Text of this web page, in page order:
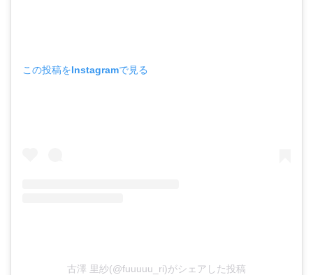
この投稿をInstagramで見る
古澤 里紗(@fuuuuu_ri)がシェアした投稿